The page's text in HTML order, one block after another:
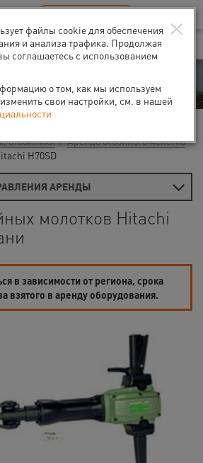
RU EN
отбойники
Аренда отбойного молотка
H70SD
АРЕНДЫ
молотков Hitachi
в зависимости от региона, срока
взятого в аренду оборудования.
×
файлы cookie для обеспечения
и анализа трафика. Продолжая
соглашаетесь с использованием
о том, как мы используем
свои настройки, см. в нашей